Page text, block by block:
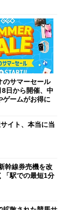
のサマーセール
日から開催、中
ゲームがお得に
イト、本当に当
幹線券売機を改
駅での最短1分